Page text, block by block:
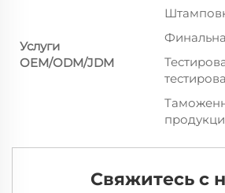
Услуги
OEM/ODM/JDM
Свяжитесь с